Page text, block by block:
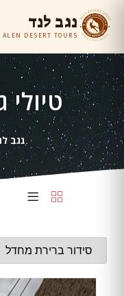
נגב לנד
ALEN DESERT TOURS
נגב